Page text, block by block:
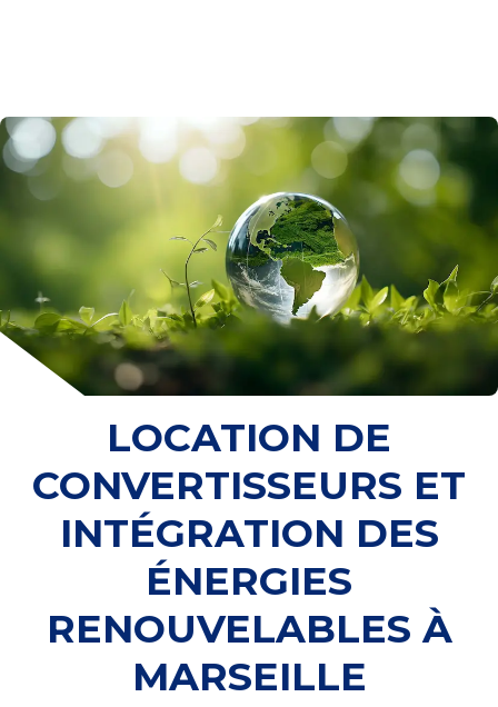
LOCATION DE
CONVERTISSEURS ET
INTÉGRATION DES
ÉNERGIES
RENOUVELABLES À
MARSEILLE